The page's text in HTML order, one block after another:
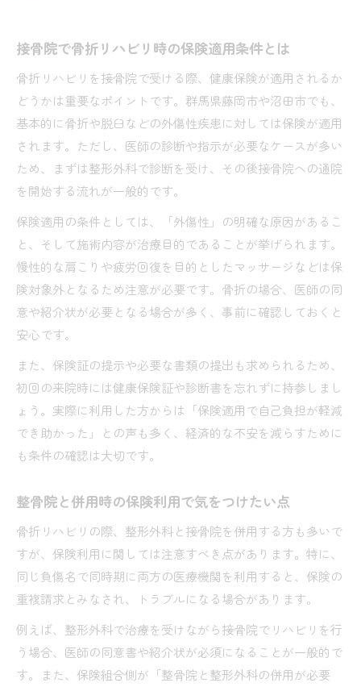
接骨院で骨折リハビリ時の保険適用条件とは
骨折リハビリを接骨院で受ける際、健康保険が適用されるか
どうかは重要なポイントです。群馬県藤岡市や沼田市でも、
基本的に骨折や脱臼などの外傷性疾患に対しては保険が適用
されます。ただし、医師の診断や指示が必要なケースが多い
ため、まずは整形外科で診断を受け、その後接骨院への通院
を開始する流れが一般的です。
保険適用の条件としては、「外傷性」の明確な原因があるこ
と、そして施術内容が治療目的であることが挙げられます。
慢性的な肩こりや疲労回復を目的としたマッサージなどは保
険対象外となるため注意が必要です。骨折の場合、医師の同
意や紹介状が必要となる場合が多く、事前に確認しておくと
安心です。
また、保険証の提示や必要な書類の提出も求められるため、
初回の来院時には健康保険証や診断書を忘れずに持参しまし
ょう。実際に利用した方からは「保険適用で自己負担が軽減
でき助かった」との声も多く、経済的な不安を減らすために
も条件の確認は大切です。
整骨院と併用時の保険利用で気をつけたい点
骨折リハビリの際、整形外科と接骨院を併用する方も多いで
すが、保険利用に関しては注意すべき点があります。特に、
同じ負傷名で同時期に両方の医療機関を利用すると、保険の
重複請求とみなされ、トラブルになる場合があります。
例えば、整形外科で治療を受けながら接骨院でリハビリを行
う場合、医師の同意書や紹介状が必須になることが一般的で
す。また、保険組合側が「整骨院と整形外科の併用が必要